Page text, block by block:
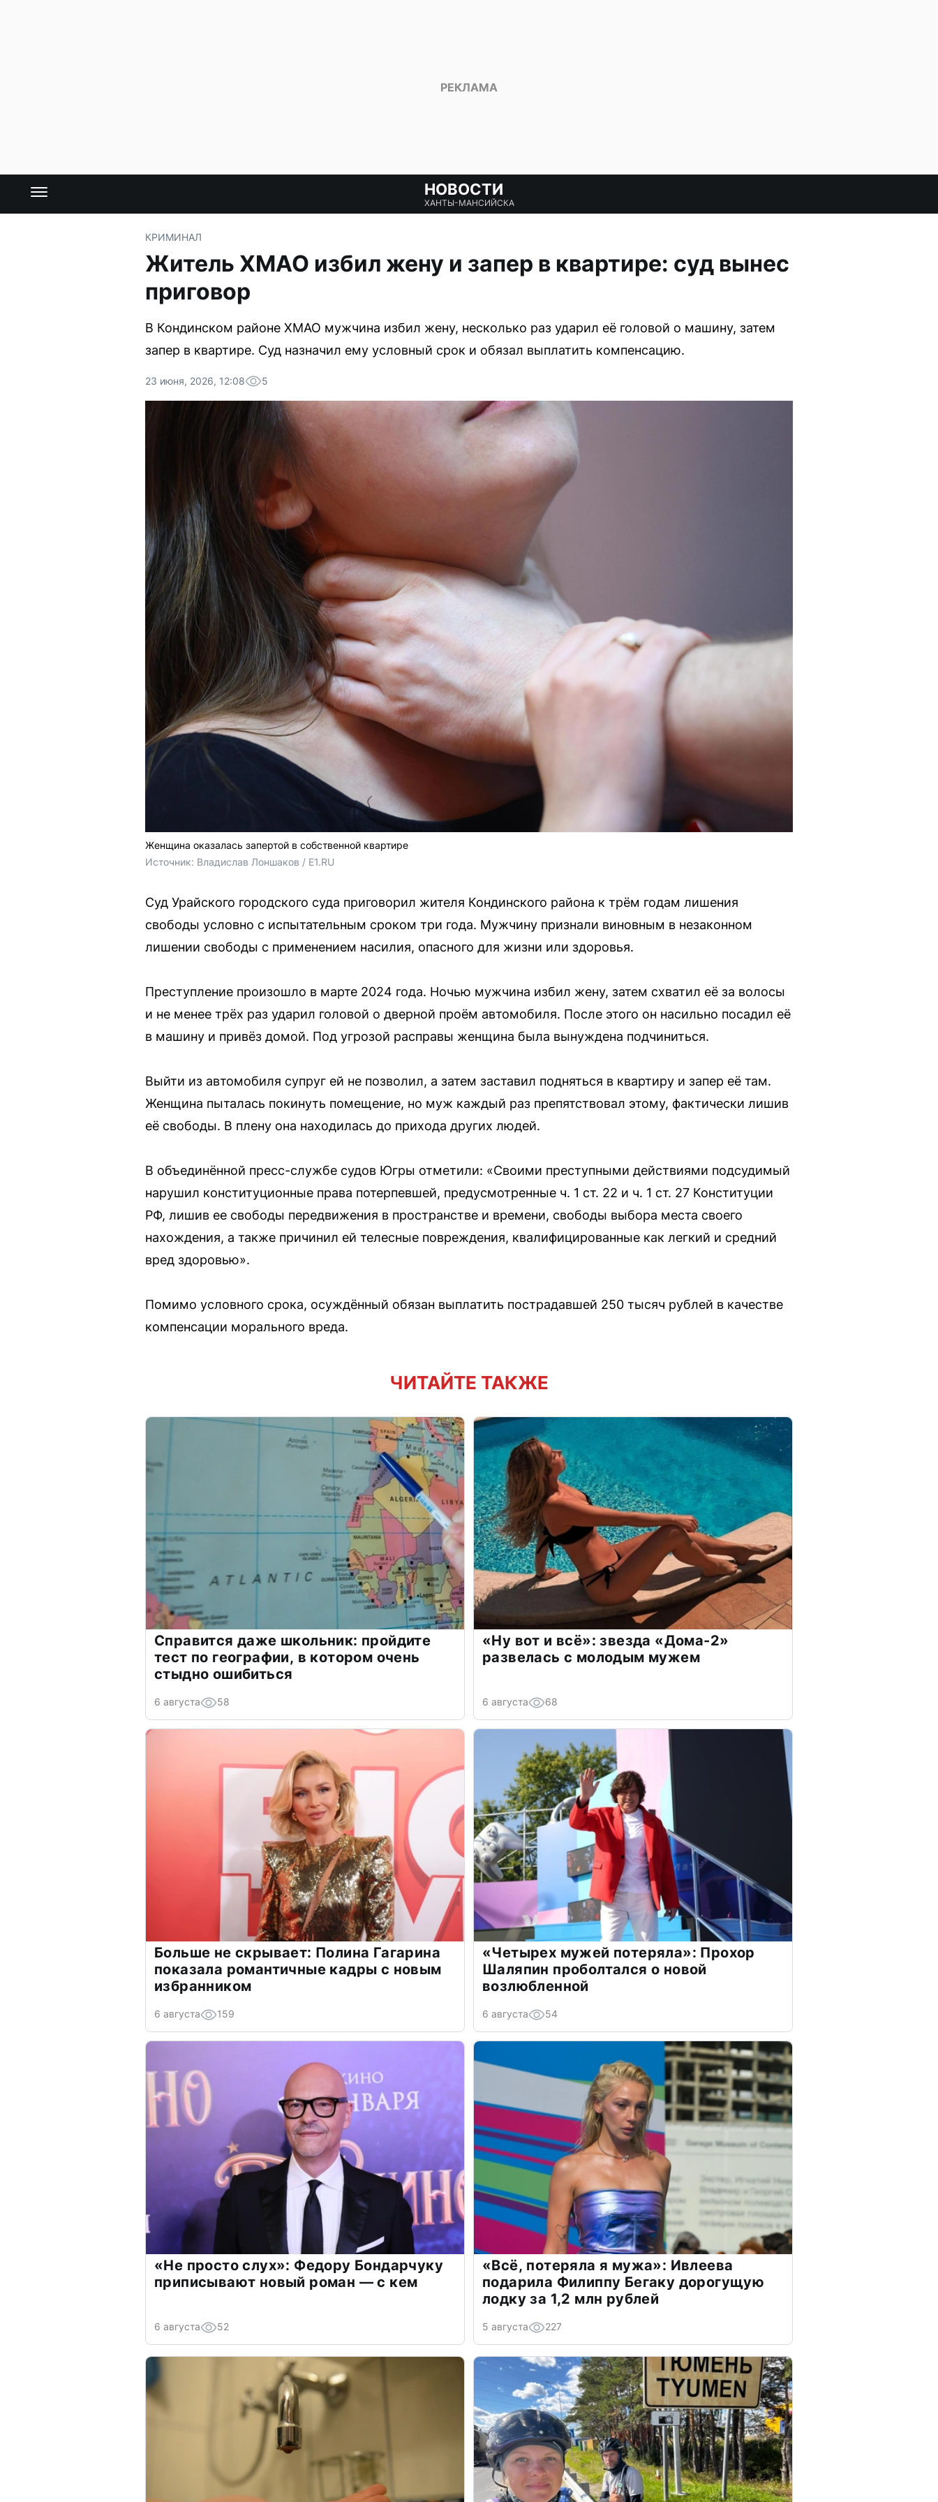
НОВОСТИ
ХАНТЫ-МАНСИЙСКА
КРИМИНАЛ
Житель ХМАО избил жену и запер в квартире: суд вынес
приговор
В Кондинском районе ХМАО мужчина избил жену, несколько раз ударил её головой о машину, затем
запер в квартире. Суд назначил ему условный срок и обязал выплатить компенсацию.
23 июня, 2026, 12:08 5
Женщина оказалась запертой в собственной квартире
Источник: Владислав Лоншаков / E1.RU
Суд Урайского городского суда приговорил жителя Кондинского района к трём годам лишения
свободы условно с испытательным сроком три года. Мужчину признали виновным в незаконном
лишении свободы с применением насилия, опасного для жизни или здоровья.
Преступление произошло в марте 2024 года. Ночью мужчина избил жену, затем схватил её за волосы
и не менее трёх раз ударил головой о дверной проём автомобиля. После этого он насильно посадил её
в машину и привёз домой. Под угрозой расправы женщина была вынуждена подчиниться.
Выйти из автомобиля супруг ей не позволил, а затем заставил подняться в квартиру и запер её там.
Женщина пыталась покинуть помещение, но муж каждый раз препятствовал этому, фактически лишив
её свободы. В плену она находилась до прихода других людей.
В объединённой пресс-службе судов Югры отметили: «Своими преступными действиями подсудимый
нарушил конституционные права потерпевшей, предусмотренные ч. 1 ст. 22 и ч. 1 ст. 27 Конституции
РФ, лишив ее свободы передвижения в пространстве и времени, свободы выбора места своего
нахождения, а также причинил ей телесные повреждения, квалифицированные как легкий и средний
вред здоровью».
Помимо условного срока, осуждённый обязан выплатить пострадавшей 250 тысяч рублей в качестве
компенсации морального вреда.
ЧИТАЙТЕ ТАКЖЕ
Справится даже школьник: пройдите
тест по географии, в котором очень
стыдно ошибиться
6 августа 58
«Ну вот и всё»: звезда «Дома-2»
развелась с молодым мужем
6 августа 68
Больше не скрывает: Полина Гагарина
показала романтичные кадры с новым
избранником
6 августа 159
«Четырех мужей потеряла»: Прохор
Шаляпин проболтался о новой
возлюбленной
6 августа 54
«Не просто слух»: Федору Бондарчуку
приписывают новый роман — с кем
6 августа 52
«Всё, потеряла я мужа»: Ивлеева
подарила Филиппу Бегаку дорогущую
лодку за 1,2 млн рублей
5 августа 227